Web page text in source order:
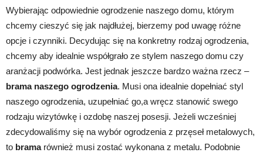
Wybierając odpowiednie ogrodzenie naszego domu, którym
chcemy cieszyć się jak najdłużej, bierzemy pod uwagę różne
opcje i czynniki. Decydując się na konkretny rodzaj ogrodzenia,
chcemy aby idealnie współgrało ze stylem naszego domu czy
aranżacji podwórka. Jest jednak jeszcze bardzo ważna rzecz –
brama naszego ogrodzenia. Musi ona idealnie dopełniać styl
naszego ogrodzenia, uzupełniać go,a wręcz stanowić swego
rodzaju wizytówkę i ozdobę naszej posesji. Jeżeli wcześniej
zdecydowaliśmy się na wybór ogrodzenia z przęseł metalowych,
to bramarównież musi zostać wykonana z metalu. Podobnie